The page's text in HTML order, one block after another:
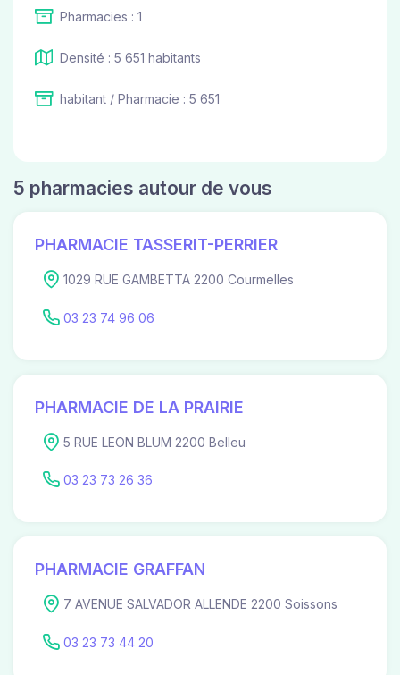
Pharmacies : 1
Densité : 5 651 habitants
habitant / Pharmacie : 5 651
5 pharmacies autour de vous
PHARMACIE TASSERIT-PERRIER
1029 RUE GAMBETTA 2200 Courmelles
03 23 74 96 06
PHARMACIE DE LA PRAIRIE
5 RUE LEON BLUM 2200 Belleu
03 23 73 26 36
PHARMACIE GRAFFAN
7 AVENUE SALVADOR ALLENDE 2200 Soissons
03 23 73 44 20